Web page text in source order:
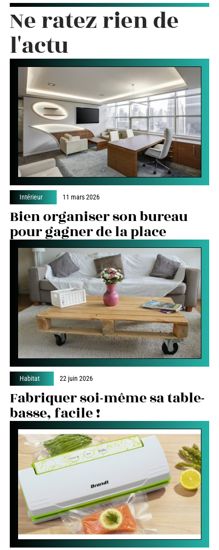
Ne ratez rien de
l'actu
Intérieur 11 mars 2026
Bien organiser son bureau
pour gagner de la place
Habitat 22 juin 2026
Fabriquer soi-même sa table-
basse, facile !